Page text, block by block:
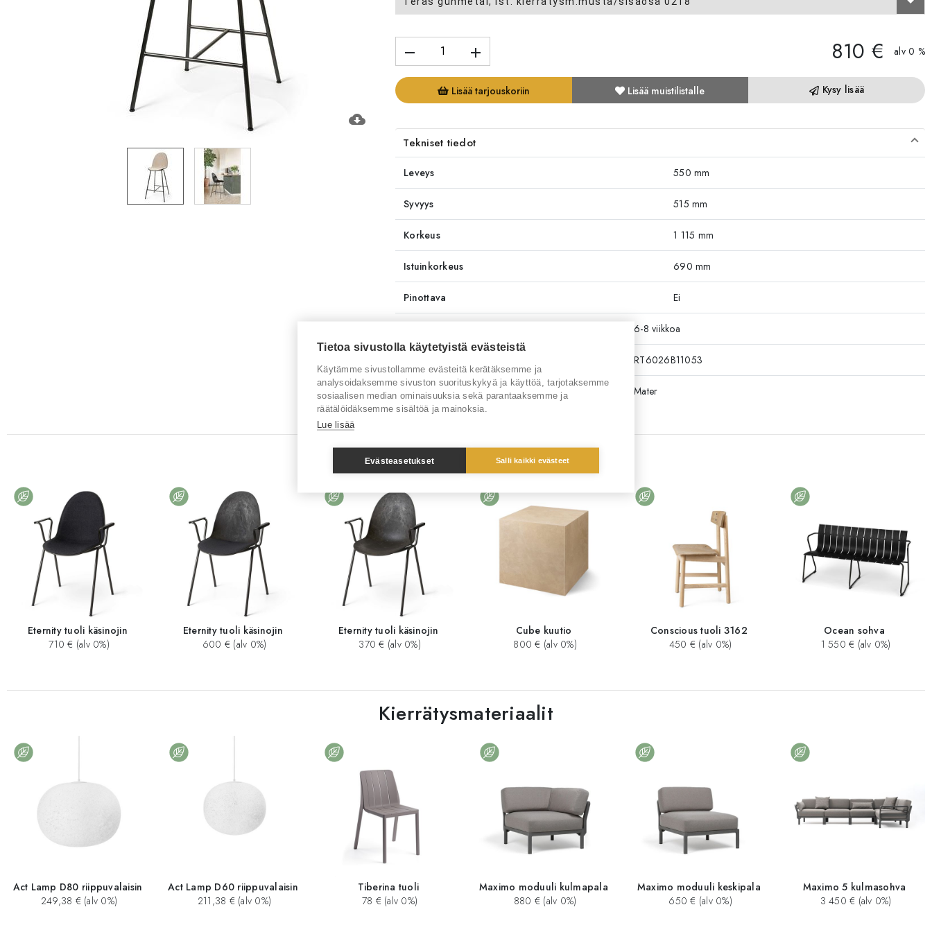
cloud_download
remove add 810 € alv 0 %
Lisää tarjouskoriin Lisää muistilistalle Kysy lisää
Tekniset tiedot
Leveys 550 mm
Syvyys 515 mm
Korkeus 1 115 mm
Istuinkorkeus 690 mm
Pinottava Ei
6-8 viikkoa
RT6026B11053
Tuotemerkki Mater
Sinua saattaisi kiinnostaa myös
Eternity tuoli käsinojin
710 € (alv 0%)
Eternity tuoli käsinojin
600 € (alv 0%)
Eternity tuoli käsinojin
370 € (alv 0%)
Cube kuutio
800 € (alv 0%)
Conscious tuoli 3162
450 € (alv 0%)
Ocean sohva
1 550 € (alv 0%)
Kierrätysmateriaalit
Act Lamp D80 riippuvalaisin
249,38 € (alv 0%)
Act Lamp D60 riippuvalaisin
211,38 € (alv 0%)
Tiberina tuoli
78 € (alv 0%)
Maximo moduuli kulmapala
880 € (alv 0%)
Maximo moduuli keskipala
650 € (alv 0%)
Maximo 5 kulmasohva
3 450 € (alv 0%)
Tietoa sivustolla käytetyistä evästeistä
Käytämme sivustollamme evästeitä kerätäksemme ja
analysoidaksemme sivuston suorituskykyä ja käyttöä, tarjotaksemme
sosiaalisen median ominaisuuksia sekä parantaaksemme ja
räätälöidäksemme sisältöä ja mainoksia.
Lue lisää
Evästeasetukset Salli kaikki evästeet